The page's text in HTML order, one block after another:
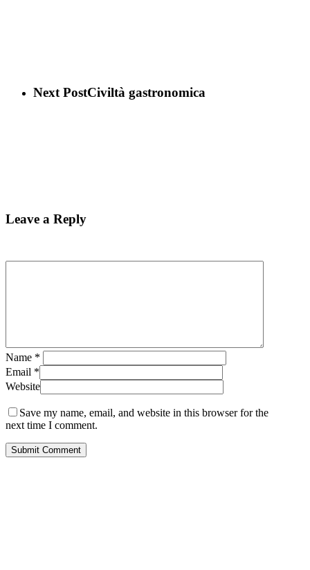
Next PostCiviltà gastronomica
Leave a Reply
Name *
Email *
Website
Save my name, email, and website in this browser for the
next time I comment.